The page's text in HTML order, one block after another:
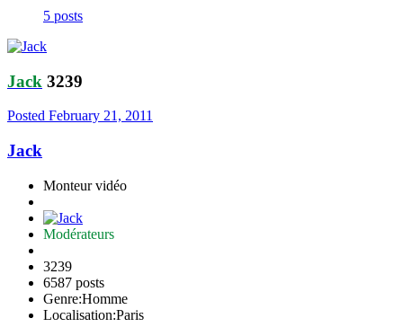
5 posts
Jack 3239
Posted February 21, 2011
Jack
Monteur vidéo
Modérateurs
3239
6587 posts
Genre:Homme
Localisation:Paris